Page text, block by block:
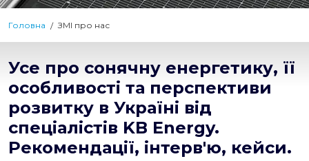
Головна ЗМІ про нас
Усе про сонячну енергетику, її
особливості та перспективи
розвитку в Україні від
спеціалістів KB Energy.
Рекомендації, інтерв'ю, кейси.